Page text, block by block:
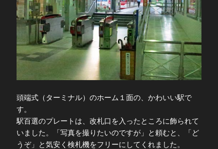
頭端式（ターミナル）のホーム１面の、かわいい駅で
す。
駅百選のプレートは、改札口を入ったところに飾られて
いました。「写真を撮りたいのですが」と頼むと、「ど
うぞ」と気安く検札機をフリーにしてくれました。